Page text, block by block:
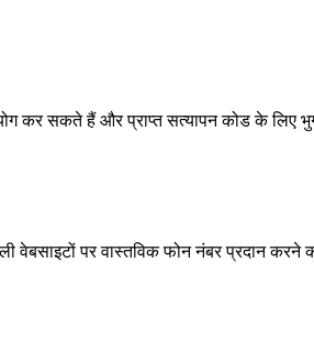
कर सकते हैं और प्राप्त सत्यापन कोड के लिए
वेबसाइटों पर वास्तविक फोन नंबर प्रदान करने